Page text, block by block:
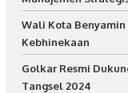
Wali Kota Benyamin
Kebhinekaan
Golkar Resmi
Tangsel 2024